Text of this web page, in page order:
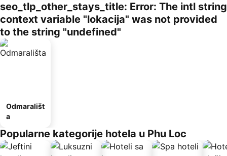
seo_tlp_other_stays_title: Error: The intl string
context variable "lokacija" was not provided
to the string "undefined"
Odmarališt
a
Popularne kategorije hotela u Phu Loc